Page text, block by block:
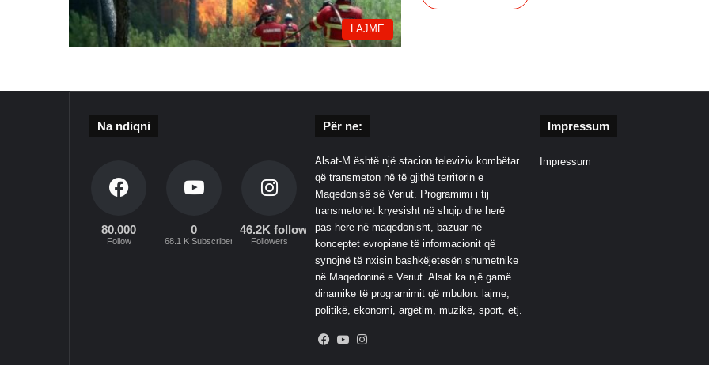
LAJME
Na ndiqni
80,000
Follow
0
68.1 K Subscribers
46.2K followers
Followers
Për ne:
Alsat-M është një stacion televiziv kombëtar
që transmeton në të gjithë territorin e
Maqedonisë së Veriut. Programimi i tij
transmetohet kryesisht në shqip dhe herë
pas here në maqedonisht, bazuar në
konceptet evropiane të informacionit që
synojnë të nxisin bashkëjetesën shumetnike
në Maqedoninë e Veriut. Alsat ka një gamë
dinamike të programimit që mbulon: lajme,
politikë, ekonomi, argëtim, muzikë, sport, etj.
Facebook
YouTube
Impressum
Impressum